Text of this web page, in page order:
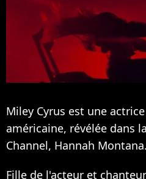
Miley Cyrus est une
américaine, révélée dans
Channel, Hannah Montana.
Fille de l'acteur et